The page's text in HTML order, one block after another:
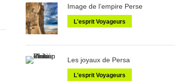
Image de l’empire Perse
L'esprit Voyageurs
Les joyaux de Persa
L'esprit Voyageurs